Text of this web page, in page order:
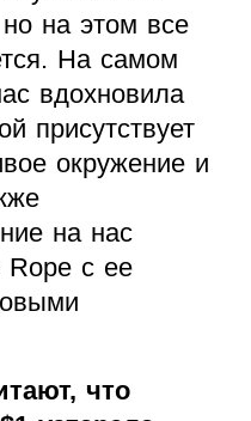
но на этом все
На самом
вдохновила
присутствует
окружение и
на нас
Rope с ее
что